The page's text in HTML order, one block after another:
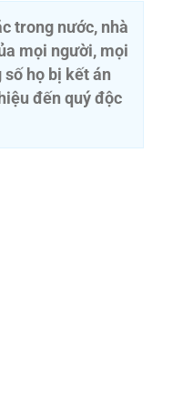
trong nước, nhà
mọi người, mọi
họ bị kết án
đến quý độc